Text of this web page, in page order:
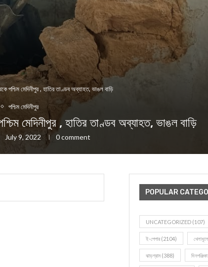
মেদিনীপুর , হাতির তাণ্ডব অব্যাহত, ভাঙল বাড়ি
পশ্চিম মেদিনীপুর
মেদিনীপুর , হাতির তাণ্ডব অব্যাহত, ভাঙল বাড়ি
July 9, 2022 0 comment
POPULAR
UNCATEGORIZED (107)
ই-পেপার (2104)
ঝাড়গ্রাম (388) দিনপঞ্জিকা